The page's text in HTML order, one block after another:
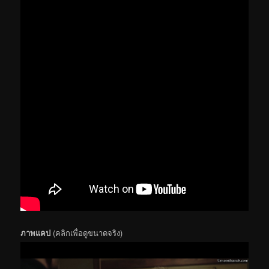
ภาพแคป (คลิกเพื่อดูขนาดจริง)